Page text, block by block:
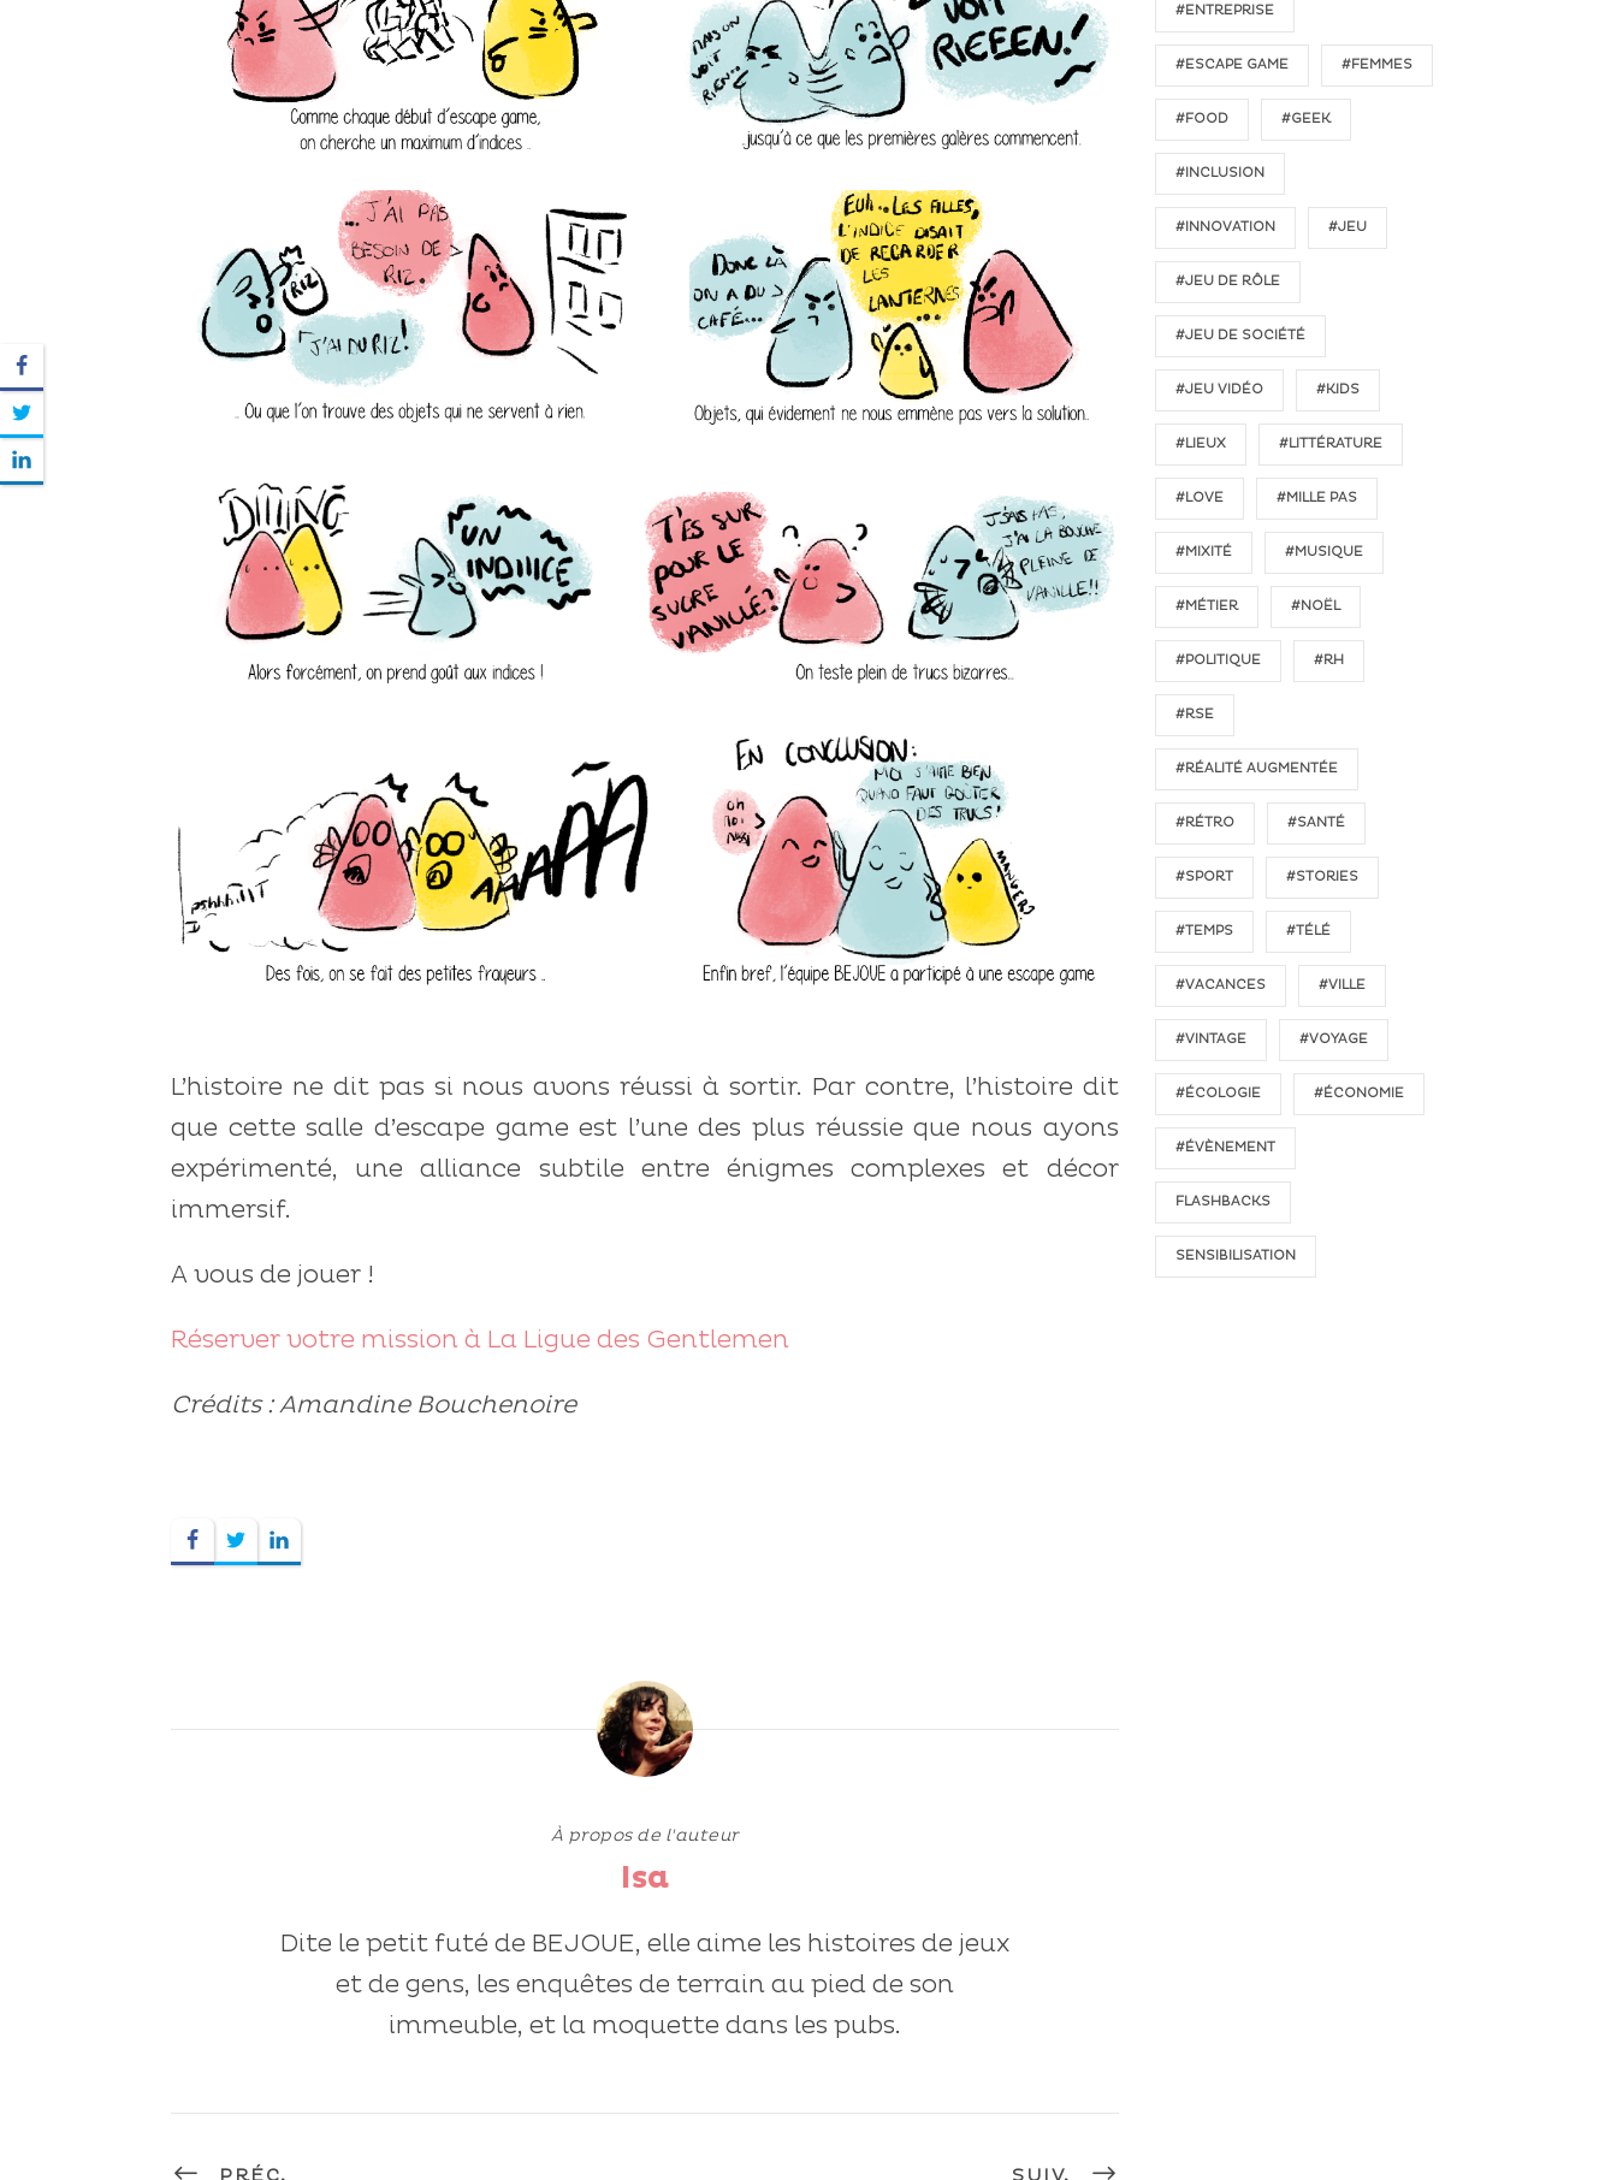
L’histoire ne dit pas si nous avons réussi à sortir. Par contre, l’histoire dit
que cette salle d’escape game est l’une des plus réussie que nous ayons
expérimenté, une alliance subtile entre énigmes complexes et décor
immersif.
A vous de jouer !
Réserver votre mission à La Ligue des Gentlemen
Crédits : Amandine Bouchenoire
À propos de l'auteur
Isa
Dite le petit futé de BEJOUE, elle aime les histoires de jeux
et de gens, les enquêtes de terrain au pied de son
immeuble, et la moquette dans les pubs.
#ENTREPRISE
#ESCAPE GAME #FEMMES
#FOOD #GEEK
#INCLUSION
#INNOVATION #JEU
#JEU DE RÔLE
#JEU DE SOCIÉTÉ
#JEU VIDÉO #KIDS
#LIEUX #LITTÉRATURE
#LOVE #MILLE PAS
#MIXITÉ #MUSIQUE
#MÉTIER #NOËL
#POLITIQUE #RH
#RSE
#RÉALITÉ AUGMENTÉE
#RÉTRO #SANTÉ
#SPORT #STORIES
#TEMPS #TÉLÉ
#VACANCES #VILLE
#VINTAGE #VOYAGE
#ÉCOLOGIE #ÉCONOMIE
#ÉVÈNEMENT
FLASHBACKS
SENSIBILISATION